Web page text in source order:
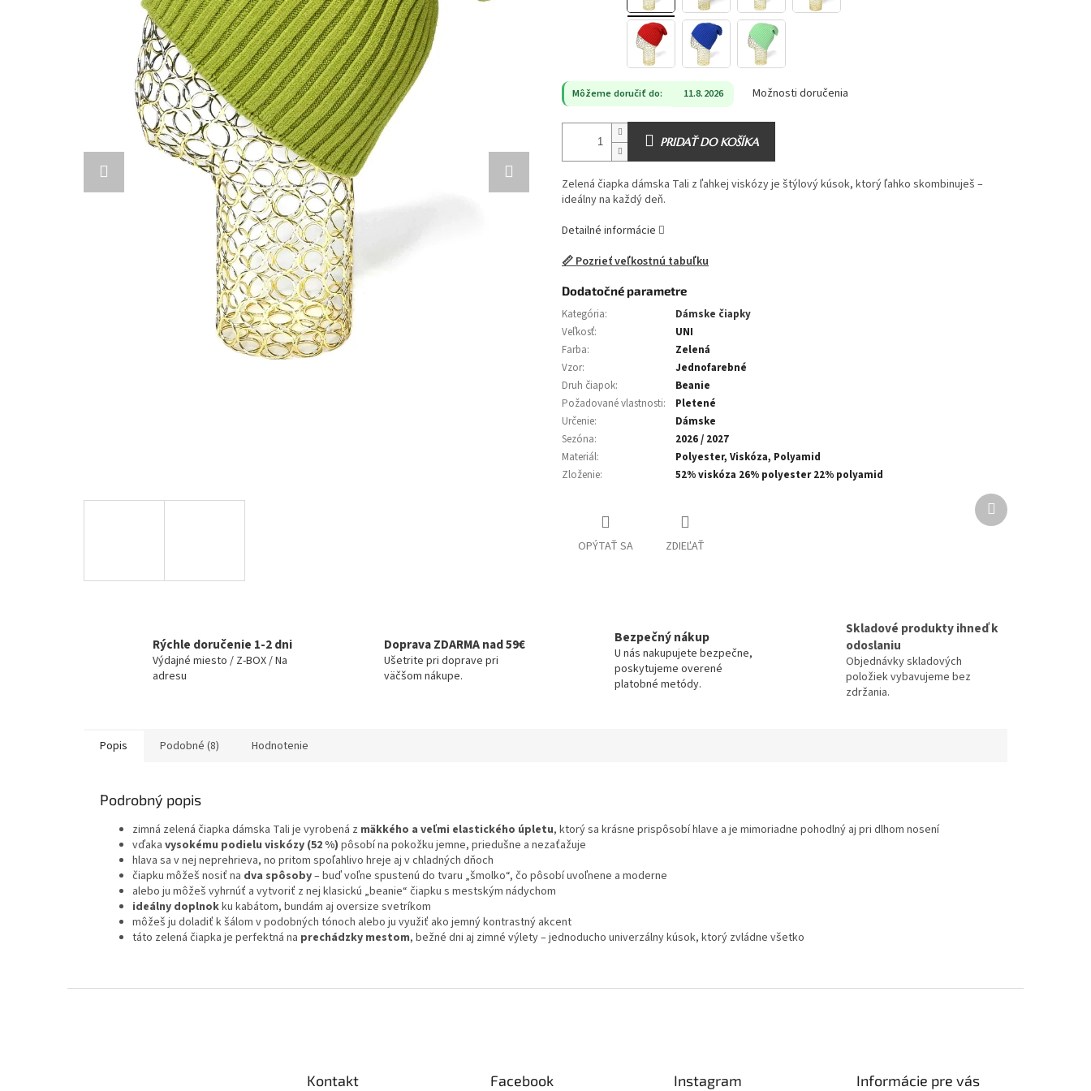
Môžeme doručiť do: 11.8.2026 Možnosti doručenia
PRIDAŤ DO KOŠÍKA
Zelená čiapka dámska Tali z ľahkej viskózy je štýlový kúsok, ktorý ľahko skombinuješ –
ideálny na každý deň.
Detailné informácie
📏 Pozrieť veľkostnú tabuľku
Dodatočné parametre
Kategória:
Dámske čiapky
Veľkosť:
UNI
Farba:
Zelená
Vzor:
Jednofarebné
Druh čiapok:
Beanie
Požadované vlastnosti:
Pletené
Určenie:
Dámske
Sezóna:
2026 / 2027
Materiál:
Polyester, Viskóza, Polyamid
Zloženie: 52% viskóza 26% polyester 22% polyamid
OPÝTAŤ SA ZDIEĽAŤ
Rýchle doručenie 1-2 dni
Výdajné miesto / Z-BOX / Na
adresu
Doprava ZDARMA nad 59€
Ušetrite pri doprave pri
väčšom nákupe.
Bezpečný nákup
U nás nakupujete bezpečne,
poskytujeme overené
platobné metódy.
Skladové produkty ihneď k
odoslaniu
Objednávky skladových
položiek vybavujeme bez
zdržania.
Ďalší
produkt
Popis Podobné (8) Hodnotenie
Podrobný popis
zimná zelená čiapka dámska Tali je vyrobená z mäkkého a veľmi elastického úpletu, ktorý sa krásne prispôsobí hlave a je mimoriadne pohodlný aj pri dlhom nosení
vďaka vysokému podielu viskózy (52 %) pôsobí na pokožku jemne, priedušne a nezaťažuje
hlava sa v nej neprehrieva, no pritom spoľahlivo hreje aj v chladných dňoch
čiapku môžeš nosiť na dva spôsoby– buď voľne spustenú do tvaru „šmolko“, čo pôsobí uvoľnene a moderne
alebo ju môžeš vyhrnúť a vytvoriť z nej klasickú „beanie“ čiapku s mestským nádychom
ideálny doplnokku kabátom, bundám aj oversize svetríkom
môžeš ju doladiť k šálom v podobných tónoch alebo ju využiť ako jemný kontrastný akcent
táto zelená čiapka je perfektná na prechádzky mestom, bežné dni aj zimné výlety – jednoducho univerzálny kúsok, ktorý zvládne všetko
Kontakt Facebook Instagram Informácie pre vás